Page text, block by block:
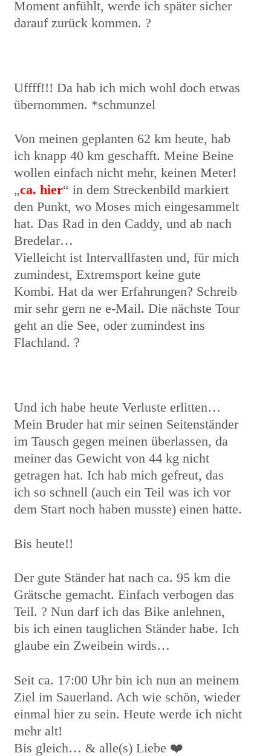
Moment anfühlt, werde ich später sicher
darauf zurück kommen. ?
Uffff!!! Da hab ich mich wohl doch etwas
übernommen. *schmunzel
Von meinen geplanten 62 km heute, hab
ich knapp 40 km geschafft. Meine Beine
wollen einfach nicht mehr, keinen Meter!
„ca. hier“ in dem Streckenbild markiert
den Punkt, wo Moses mich eingesammelt
hat. Das Rad in den Caddy, und ab nach
Bredelar…
Vielleicht ist Intervallfasten und, für mich
zumindest, Extremsport keine gute
Kombi. Hat da wer Erfahrungen? Schreib
mir sehr gern ne e-Mail. Die nächste Tour
geht an die See, oder zumindest ins
Flachland. ?
Und ich habe heute Verluste erlitten…
Mein Bruder hat mir seinen Seitenständer
im Tausch gegen meinen überlassen, da
meiner das Gewicht von 44 kg nicht
getragen hat. Ich hab mich gefreut, das
ich so schnell (auch ein Teil was ich vor
dem Start noch haben musste) einen hatte.
Bis heute!!
Der gute Ständer hat nach ca. 95 km die
Grätsche gemacht. Einfach verbogen das
Teil. ? Nun darf ich das Bike anlehnen,
bis ich einen tauglichen Ständer habe. Ich
glaube ein Zweibein wirds…
Seit ca. 17:00 Uhr bin ich nun an meinem
Ziel im Sauerland. Ach wie schön, wieder
einmal hier zu sein. Heute werde ich nicht
mehr alt!
Bis gleich… & alle(s) Liebe ❤️